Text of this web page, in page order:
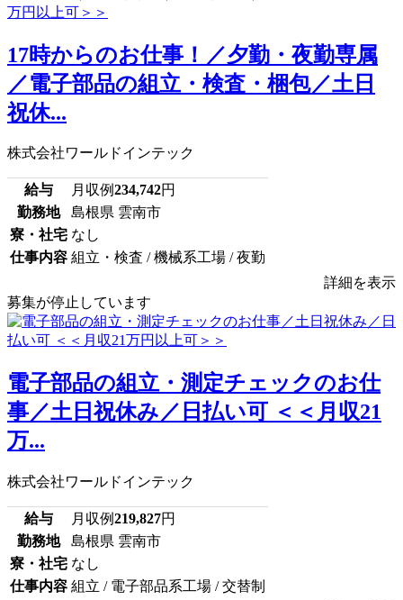
17時からのお仕事！／夕勤・夜勤専属
／電子部品の組立・検査・梱包／土日
祝休...
株式会社ワールドインテック
給与 月収例234,742円
勤務地
島根県 雲南市
寮・社宅 なし
仕事内容 組立・検査 / 機械系工場 / 夜勤
詳細を表示
募集が停止しています
電子部品の組立・測定チェックのお仕
事／土日祝休み／日払い可 ＜＜月収21
万...
株式会社ワールドインテック
給与 月収例219,827円
勤務地
島根県 雲南市
寮・社宅 なし
仕事内容 組立 / 電子部品系工場 / 交替制